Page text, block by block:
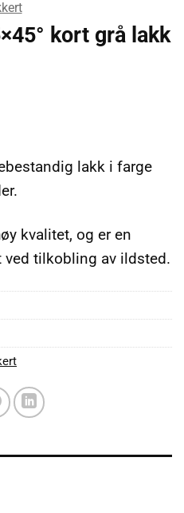
kort grå lakk
lakk i farge
kvalitet, og er en
ved tilkobling av ildsted.